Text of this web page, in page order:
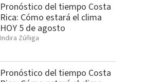
Pronóstico del tiempo Costa
Rica: Cómo estará el clima
HOY 5 de agosto
Indira Zúñiga
Pronóstico del tiempo Costa